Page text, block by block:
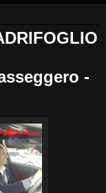
-